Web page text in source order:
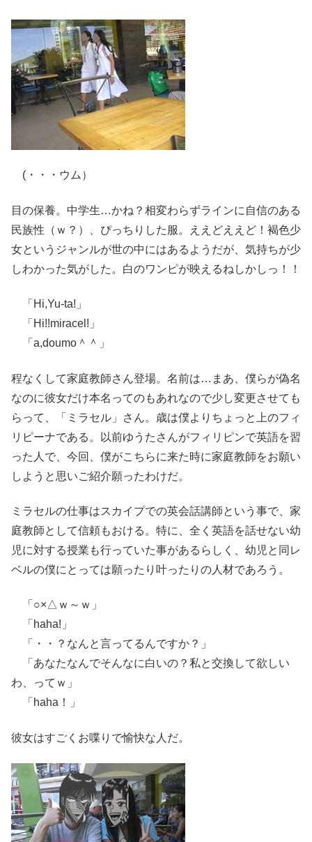
(・・・ウム）
目の保養。中学生…かね？相変わらずラインに自信のある
民族性（ｗ？）、ぴっちりした服。ええどええど！褐色少
女というジャンルが世の中にはあるようだが、気持ちが少
しわかった気がした。白のワンピが映えるねしかしっ！！
「Hi,Yu-ta!」
「Hi!!miracel!」
「a,doumo＾＾」
程なくして家庭教師さん登場。名前は…まあ、僕らが偽名
なのに彼女だけ本名ってのもあれなので少し変更させても
らって、「ミラセル」さん。歳は僕よりちょっと上のフィ
リピーナである。以前ゆうたさんがフィリピンで英語を習
った人で、今回、僕がこちらに来た時に家庭教師をお願い
しようと思いご紹介願ったわけだ。
ミラセルの仕事はスカイプでの英会話講師という事で、家
庭教師として信頼もおける。特に、全く英語を話せない幼
児に対する授業も行っていた事があるらしく、幼児と同レ
ベルの僕にとっては願ったり叶ったりの人材であろう。
「○×△ｗ～ｗ」
「haha!」
「・・？なんと言ってるんですか？」
「あなたなんでそんなに白いの？私と交換して欲しい
わ、ってｗ」
「haha！」
彼女はすごくお喋りで愉快な人だ。